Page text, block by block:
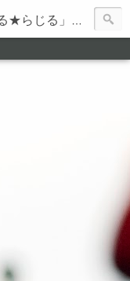
」の録音履歴